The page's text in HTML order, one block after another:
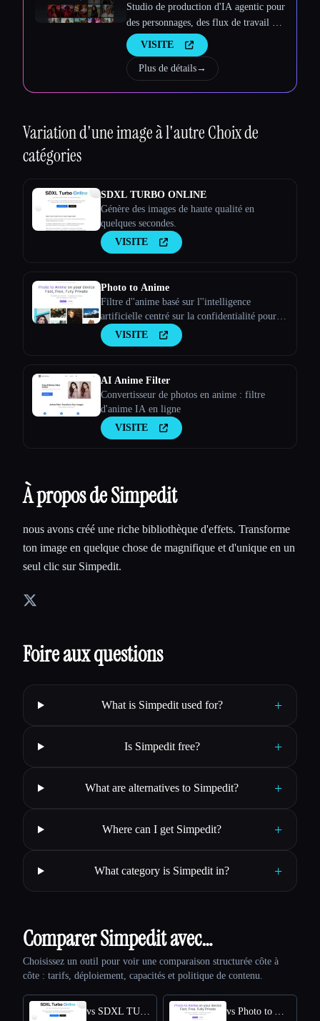
Studio de production d'IA agentic pour
des personnages, des flux de travail et
des vidéos cohérents
VISITE
Plus de détails→
Variation d'une image à l'autreChoix de
catégories
SDXL TURBO ONLINE
Génère des images de haute qualité en
quelques secondes.
VISITE
Photo to Anime
Filtre d''anime basé sur l''intelligence
artificielle centré sur la confidentialité pour
Memory Keepers
VISITE
AI Anime Filter
Convertisseur de photos en anime : filtre
d'anime IA en ligne
VISITE
À propos de Simpedit
nous avons créé une riche bibliothèque d'effets. Transforme
ton image en quelque chose de magnifique et d'unique en un
seul clic sur Simpedit.
Foire aux questions
What is Simpedit used for? +
Is Simpedit free? +
What are alternatives to Simpedit? +
Where can I get Simpedit? +
What category is Simpedit in? +
Comparer Simpedit avec…
Choisissez un outil pour voir une comparaison structurée côte à
côte : tarifs, déploiement, capacités et politique de contenu.
vs SDXL TURBO ONLINE vs Photo to Anime